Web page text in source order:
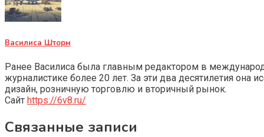
Василиса Шторм
Ранее Василиса была главным редактором в
журналистике более 20 лет. За эти два десятилетия
дизайн, розничную торговлю и вторичный рынок.
Сайт https://6v8.ru/
Связанные записи